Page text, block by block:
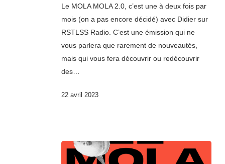
Le MOLA MOLA 2.0, c’est une à deux fois par
mois (on a pas encore décidé) avec Didier sur
RSTLSS Radio. C’est une émission qui ne
vous parlera que rarement de nouveautés,
mais qui vous fera découvrir ou redécouvrir
des…
22 avril 2023